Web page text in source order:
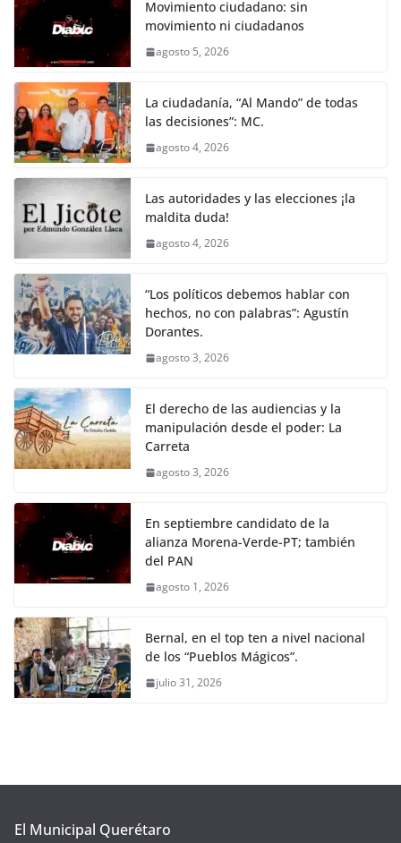
Movimiento ciudadano: sin
movimiento ni ciudadanos
agosto 5, 2026
La ciudadanía, “Al Mando” de todas
las decisiones”: MC.
agosto 4, 2026
Las autoridades y las elecciones ¡la
maldita duda!
agosto 4, 2026
“Los políticos debemos hablar con
hechos, no con palabras”: Agustín
Dorantes.
agosto 3, 2026
El derecho de las audiencias y la
manipulación desde el poder: La
Carreta
agosto 3, 2026
En septiembre candidato de la
alianza Morena-Verde-PT; también
del PAN
agosto 1, 2026
Bernal, en el top ten a nivel nacional
de los “Pueblos Mágicos”.
julio 31, 2026
El Municipal Querétaro